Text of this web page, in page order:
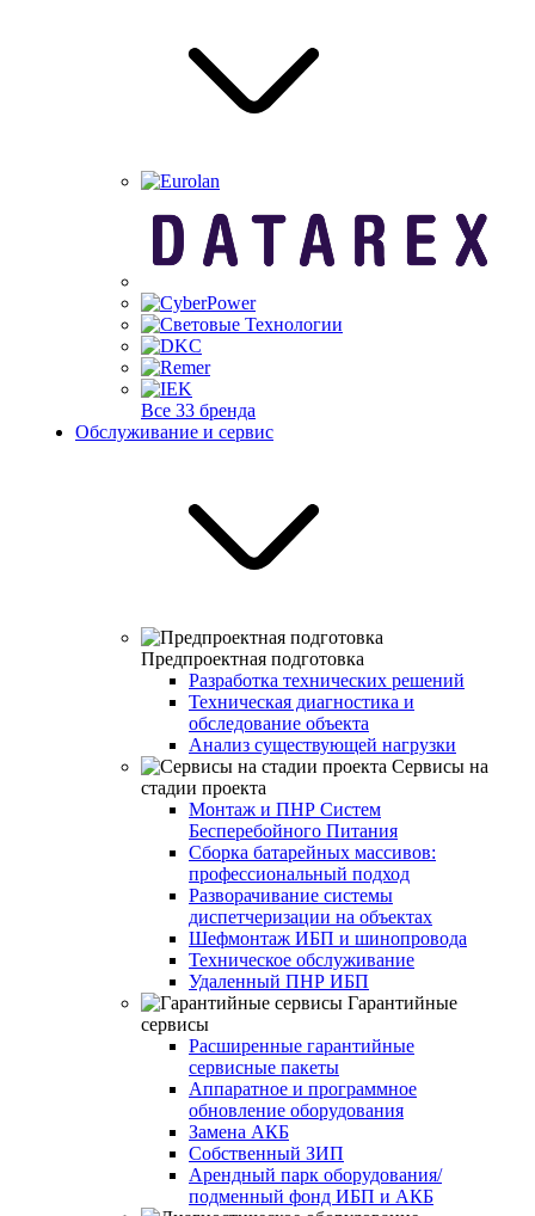
Все 33 бренда
Обслуживание и сервис
Предпроектная подготовка
Разработка технических решений
Техническая диагностика и
обследование объекта
Анализ существующей нагрузки
Сервисы на
стадии проекта
Монтаж и ПНР Систем
Бесперебойного Питания
Сборка батарейных массивов:
профессиональный подход
Разворачивание системы
диспетчеризации на объектах
Шефмонтаж ИБП и шинопровода
Техническое обслуживание
Удаленный ПНР ИБП
Гарантийные
сервисы
Расширенные гарантийные
сервисные пакеты
Аппаратное и программное
обновление оборудования
Замена АКБ
Собственный ЗИП
Арендный парк оборудования/
подменный фонд ИБП и АКБ